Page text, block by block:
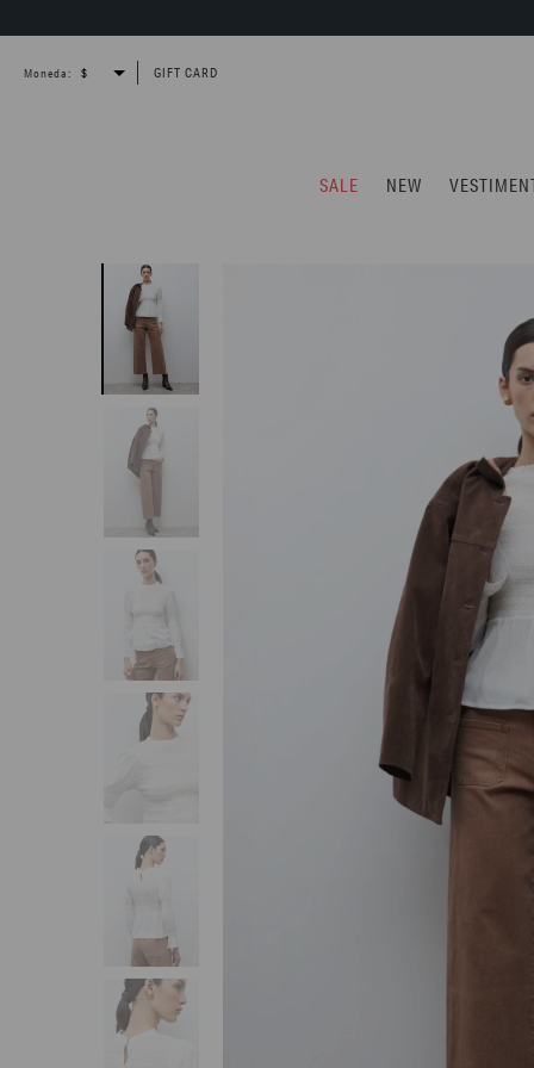
SALE NEW
Moneda: GIFT CARD